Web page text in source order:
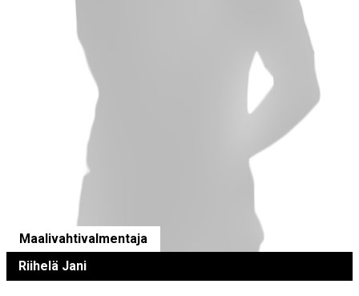
Maalivahtivalmentaja
Riihelä Jani